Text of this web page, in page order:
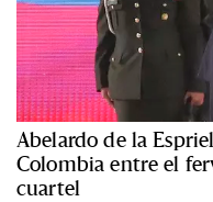
Abelardo de la
Colombia entre el
cuartel